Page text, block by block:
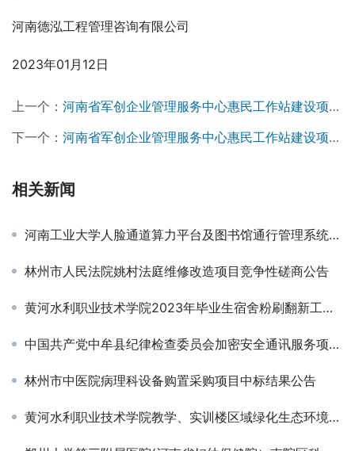
河南德泓工程管理咨询有限公司
2023年01月12日
上一个： 河南省军创企业管理服务中心惠民工作站建设项目竣工验收服务单位遴选入围项目-招标公告
下一个： 河南省军创企业管理服务中心惠民工作站建设项目设计单位遴选入围项目-招标公告￼
相关新闻
河南工业大学人脸通道算力平台及图书馆通行管理系统项目-竞争性磋商公告
林州市人民法院姚村法庭维修改造项目竞争性磋商公告
黄河水利职业技术学院2023年毕业生宿舍粉刷翻新工程成交公告￼
中国共产党中牟县纪律检查委员会加密安全通讯服务项目-竞争性磋商公告
林州市中医院病理科设备购置采购项目中标结果公告
黄河水利职业技术学院教学、实训楼区域绿化生态环境提升改造项目—教学实训区域绿化养护管理成交公告￼￼